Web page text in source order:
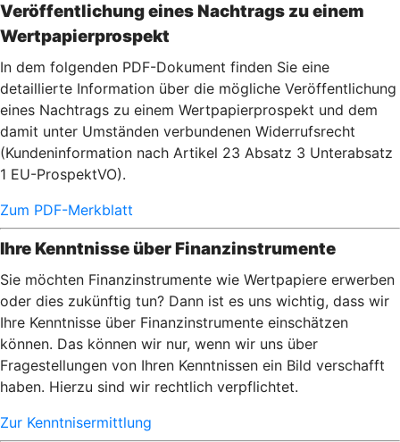
Veröffentlichung eines Nachtrags zu einem
Wertpapierprospekt
In dem folgenden PDF-Dokument finden Sie eine
detaillierte Information über die mögliche Veröffentlichung
eines Nachtrags zu einem Wertpapierprospekt und dem
damit unter Umständen verbundenen Widerrufsrecht
(Kundeninformation nach Artikel 23 Absatz 3 Unterabsatz
1 EU-ProspektVO).
Zum PDF-Merkblatt
Ihre Kenntnisse über Finanzinstrumente
Sie möchten Finanzinstrumente wie Wertpapiere erwerben
oder dies zukünftig tun? Dann ist es uns wichtig, dass wir
Ihre Kenntnisse über Finanzinstrumente einschätzen
können. Das können wir nur, wenn wir uns über
Fragestellungen von Ihren Kenntnissen ein Bild verschafft
haben. Hierzu sind wir rechtlich verpflichtet.
Zur Kenntnisermittlung